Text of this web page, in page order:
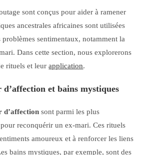
sont conçus pour aider à ramener
ancestrales africaines sont utilisées
sentimentaux, notamment la
Dans cette section, nous explorerons
rituels et leurapplication.
et bains mystiques
d’affection sont parmi les plus
reconquérir un ex-mari. Ces rituels
amoureux et à renforcer les liens
bains mystiques, par exemple, sont des